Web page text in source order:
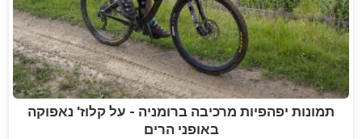
תמונות יפהפיות מרכיבה ברומניה - על קלוז' נאפוקה
באופני הרים